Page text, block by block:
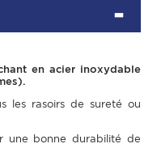
en acier inoxydable
les rasoirs de sureté ou
une bonne durabilité de